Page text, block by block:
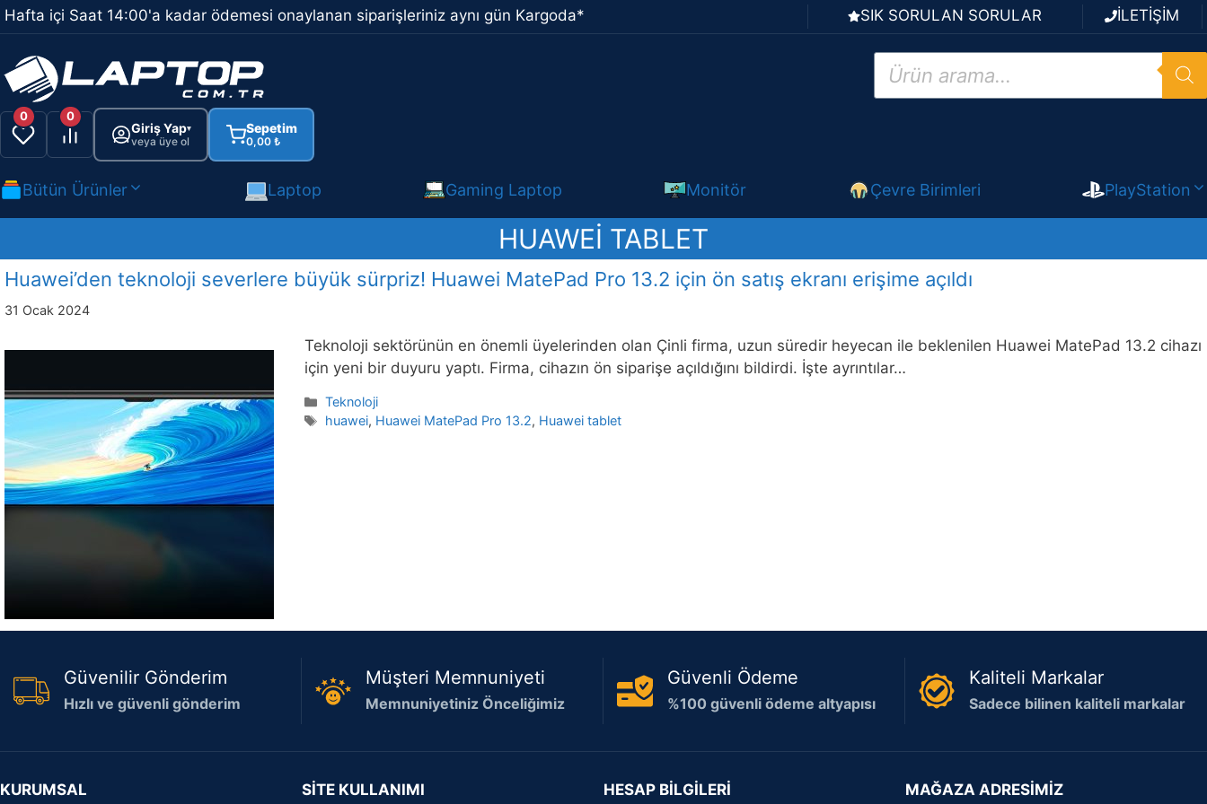
İçeriğe
atla
Hafta içi Saat 14:00'a kadar ödemesi onaylanan siparişleriniz aynı gün Kargoda* SIK SORULAN SORULAR İLETİŞİM
Products
search
0 0
Giriş Yap▾
veya üye ol
Sepetim
0,00 ₺
Bütün Ürünler Laptop Gaming Laptop Monitör Çevre Birimleri PlayStation
HUAWEI TABLET
Huawei’den teknoloji severlere büyük sürpriz! Huawei MatePad Pro 13.2 için ön satış ekranı erişime açıldı
31 Ocak 2024
Teknoloji sektörünün en önemli üyelerinden olan Çinli firma, uzun süredir heyecan ile beklenilen Huawei MatePad 13.2 cihazı
için yeni bir duyuru yaptı. Firma, cihazın ön siparişe açıldığını bildirdi. İşte ayrıntılar…
Kategoriler
Teknoloji
Etiketler
huawei, Huawei MatePad Pro 13.2, Huawei tablet
Güvenilir Gönderim
Hızlı ve güvenli gönderim
Müşteri Memnuniyeti
Memnuniyetiniz Önceliğimiz
Güvenli Ödeme
%100 güvenli ödeme altyapısı
Kaliteli Markalar
Sadece bilinen kaliteli markalar
KURUMSAL SİTE KULLANIMI HESAP BİLGİLERİ MAĞAZA ADRESİMİZ